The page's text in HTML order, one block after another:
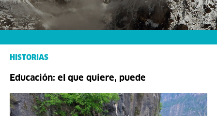
HISTORIAS
Educación: el que quiere, puede